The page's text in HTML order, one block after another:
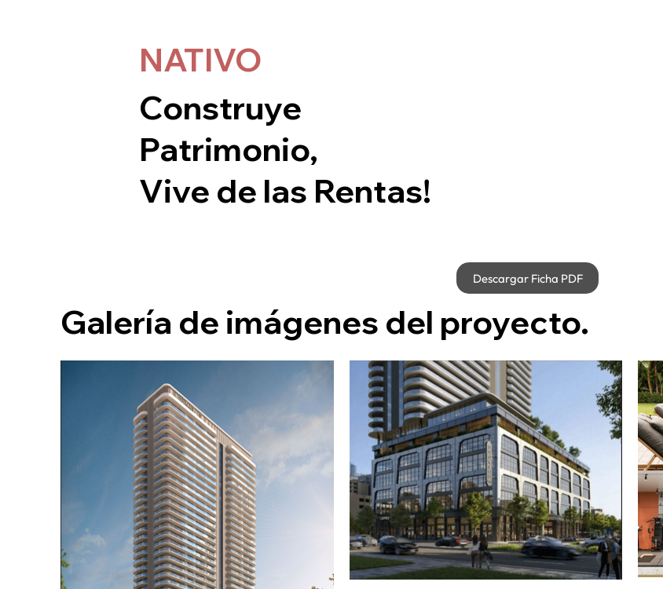
Construye
Patrimonio,
Vive de las Rentas!
NATIVO
Galería de imágenes del proyecto.
Descargar Ficha PDF